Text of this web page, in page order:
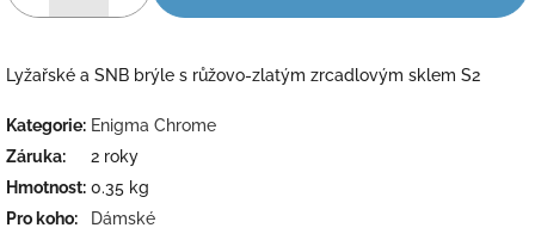
Lyžařské a SNB brýle s růžovo-zlatým zrcadlovým sklem S2
Kategorie: Enigma Chrome
Záruka:
2 roky
Hmotnost: 0.35 kg
Pro koho:
Dámské